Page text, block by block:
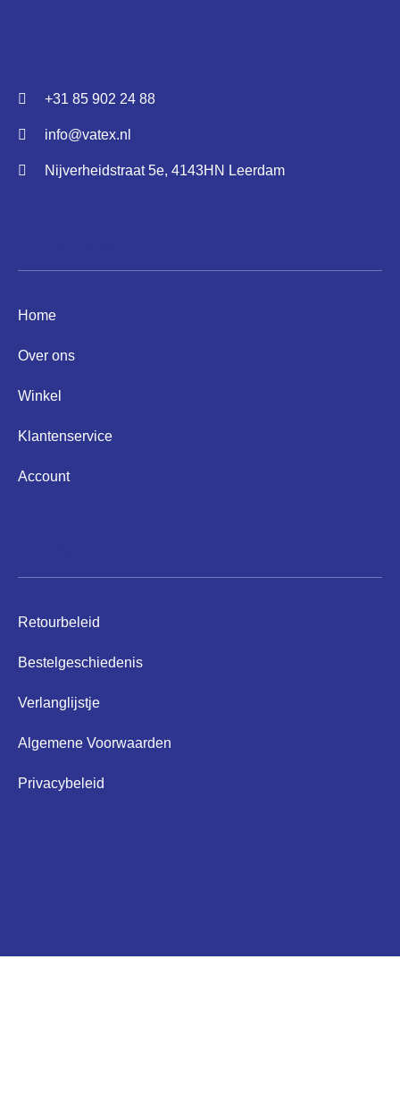
+31 85 902 24 88
info@vatex.nl
Nijverheidstraat 5e, 4143HN Leerdam
Home
Over ons
Winkel
Klantenservice
Account
Retourbeleid
Bestelgeschiedenis
Verlanglijstje
Algemene Voorwaarden
Privacybeleid